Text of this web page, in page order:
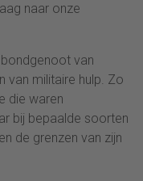
naar onze
van
van militaire hulp. Zo
die waren
bij bepaalde soorten
de grenzen van zijn